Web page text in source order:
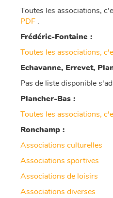
Toutes les associations,
PDF .
Frédéric-Fontaine :
Toutes les associations,
Echavanne, Errevet,
Pas de liste disponible
Plancher-Bas :
Toutes les associations,
Ronchamp :
Associations culturelles
Associations sportives
Associations de loisirs
Associations diverses